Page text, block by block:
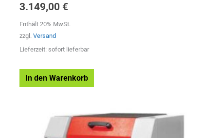
3.149,00 €
Enthält 20% MwSt.
zzgl. Versand
Lieferzeit: sofort lieferbar
In den Warenkorb